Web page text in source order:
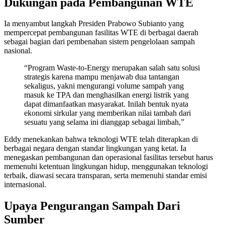
Ia menyambut langkah Presiden Prabowo Subianto yang
mempercepat pembangunan fasilitas WTE di berbagai daerah
sebagai bagian dari pembenahan sistem pengelolaan sampah
nasional.
“Program Waste-to-Energy merupakan salah satu solusi
strategis karena mampu menjawab dua tantangan
sekaligus, yakni mengurangi volume sampah yang
masuk ke TPA dan menghasilkan energi listrik yang
dapat dimanfaatkan masyarakat. Inilah bentuk nyata
ekonomi sirkular yang memberikan nilai tambah dari
sesuatu yang selama ini dianggap sebagai limbah,”
Eddy menekankan bahwa teknologi WTE telah diterapkan di
berbagai negara dengan standar lingkungan yang ketat. Ia
menegaskan pembangunan dan operasional fasilitas tersebut harus
memenuhi ketentuan lingkungan hidup, menggunakan teknologi
terbaik, diawasi secara transparan, serta memenuhi standar emisi
internasional.
Upaya Pengurangan Sampah Dari
Sumber